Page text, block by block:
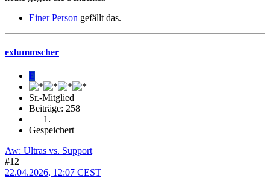
Einer Person gefällt das.
exlummscher
E
Sr.-Mitglied
Beiträge: 258
Gespeichert
Aw: Ultras vs. Support
#12
22.04.2026, 12:07 CEST